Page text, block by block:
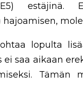
estäjinä.
lopulta
ei saa aikaan